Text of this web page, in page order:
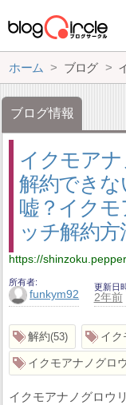
ホーム ブログ
ブログ情報
イクモア
解約でき
嘘？イク
ッチ解約
https://
所有者
funkym92
更新日
2年前
解約 53 イク
イクモアナノグロ
イクモアナノグロウ